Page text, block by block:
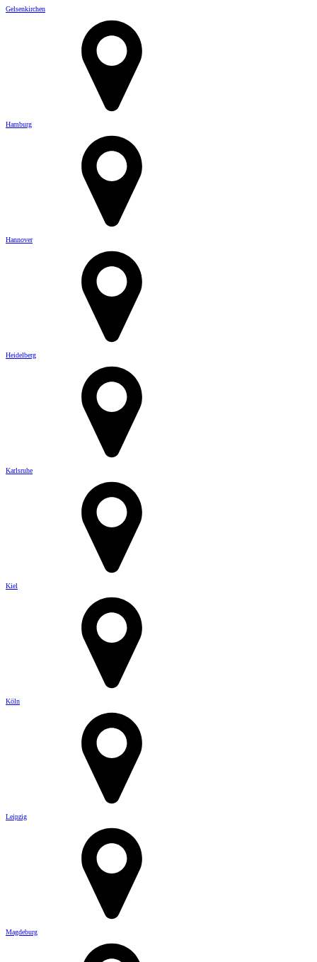
Gelsenkirchen
Hamburg
Hannover
Heidelberg
Karlsruhe
Kiel
Köln
Leipzig
Magdeburg